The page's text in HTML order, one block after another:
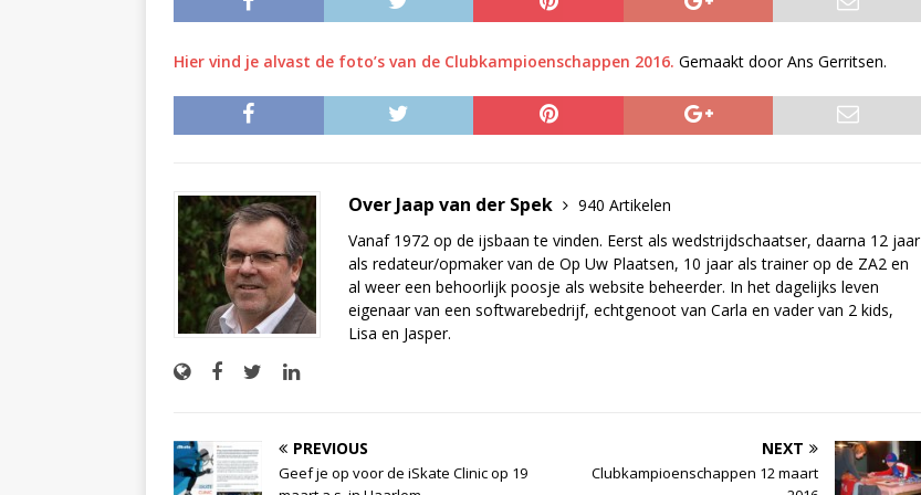
Hier vind je alvast de foto’s van de Clubkampioenschappen 2016. Gemaakt door Ans Gerritsen.
Over Jaap van der Spek
940 Artikelen
Vanaf 1972 op de ijsbaan te vinden. Eerst als wedstrijdschaatser, daarna 12 jaar
als redateur/opmaker van de Op Uw Plaatsen, 10 jaar als trainer op de ZA2 en
al weer een behoorlijk poosje als website beheerder. In het dagelijks leven
eigenaar van een softwarebedrijf, echtgenoot van Carla en vader van 2 kids,
Lisa en Jasper.
PREVIOUS
Geef je op voor de iSkate Clinic op 19
NEXT
Clubkampioenschappen 12 maart